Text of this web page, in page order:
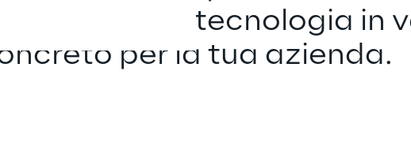
la tecnologia in
per la tua azienda.